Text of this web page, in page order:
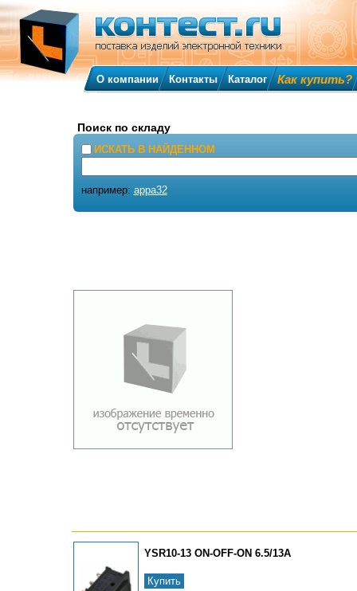
YSR10-13 ON-OFF-ON 6.5/13A
Купить
О компании Контакты Каталог Как купить?
Поиск по складу
ИСКАТЬ В НАЙДЕННОМ
например: appa32